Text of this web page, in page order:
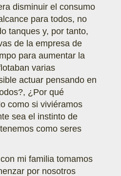
disminuir el consumo
para todos, no
tanques y, por tanto,
de la empresa de
para aumentar la
varias
actuar pensando en
¿Por qué
como si viviéramos
sea el instinto de
como seres
mi familia tomamos
por nosotros